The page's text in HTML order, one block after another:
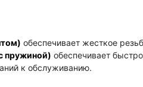
обеспечивает жесткое
пружиной) обеспечивает
к обслуживанию.